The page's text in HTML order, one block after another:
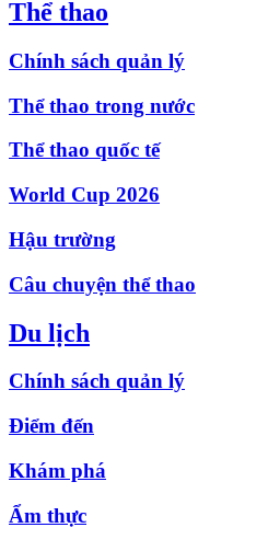
Thể thao
Chính sách quản lý
Thể thao trong nước
Thể thao quốc tế
World Cup 2026
Hậu trường
Câu chuyện thể thao
Du lịch
Chính sách quản lý
Điểm đến
Khám phá
Ẩm thực